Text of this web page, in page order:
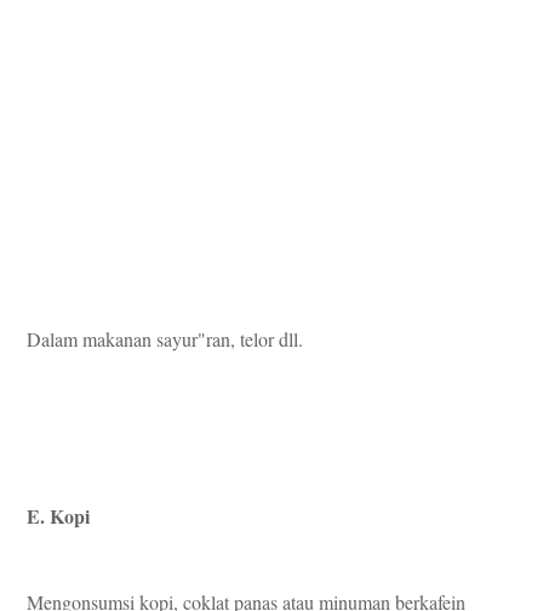
Dalam makanan sayur"ran, telor dll.
E. Kopi
Mengonsumsi kopi, coklat panas atau minuman berkafein